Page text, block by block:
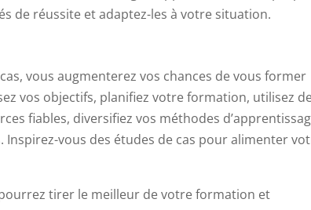
de réussite et adaptez-les à votre situation.
vous augmenterez vos chances de vous former
vos objectifs, planifiez votre formation, utilisez
fiables, diversifiez vos méthodes
Inspirez-vous des études de cas pour alimenter
tirer le meilleur de votre formation et